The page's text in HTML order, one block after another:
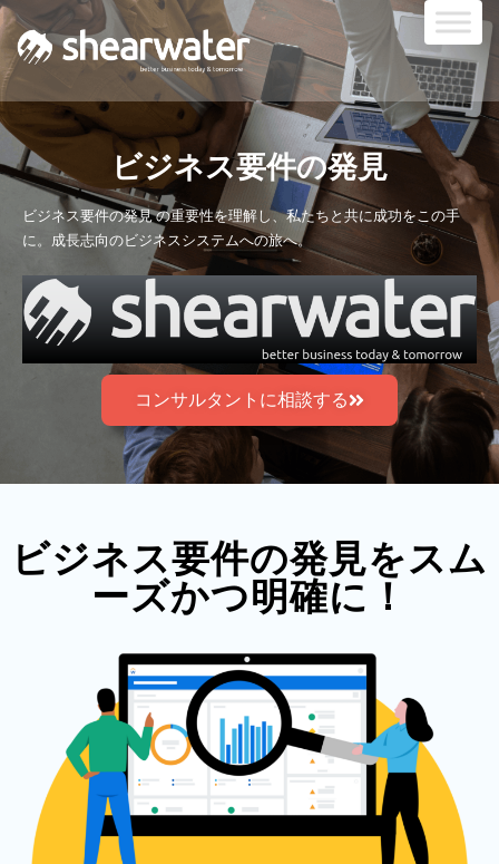
ビジネス要件の発見
ビジネス要件の発見 の重要性を理解し、私たちと共に成功をこの手
に。成長志向のビジネスシステムへの旅へ。
コンサルタントに相談する
ビジネス要件の発見をスム
ーズかつ明確に！